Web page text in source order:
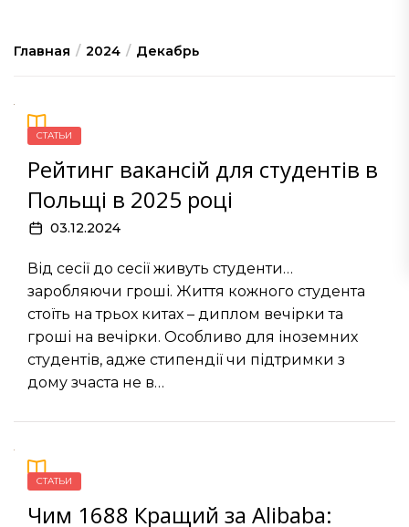
Главная 2024 Декабрь
СТАТЬИ
Рейтинг вакансій для студентів в
Польщі в 2025 році
03.12.2024
Від сесії до сесії живуть студенти…
заробляючи гроші. Життя кожного студента
стоїть на трьох китах – диплом вечірки та
гроші на вечірки. Особливо для іноземних
студентів, адже стипендії чи підтримки з
дому зчаста не в…
СТАТЬИ
Чим 1688 Кращий за Alibaba: